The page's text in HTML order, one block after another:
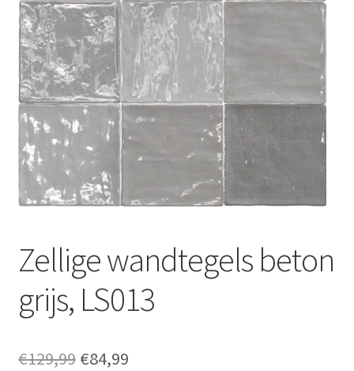
Zellige wandtegels beton
grijs, LS013
€129,99 Oorspronkelijke
€84,99Huidige